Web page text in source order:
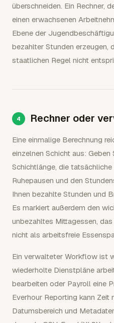
überschneiden. Ein Rechner,
einen erwachsenen
Ebene der
bezahlter Stunden erzeugen,
staatlichen Regel nicht
Rechner oder
Eine einmalige Berechnung
einzelnen Schicht aus: Geben
Schichtlänge, die
Ruhepausen und den
Ihnen bezahlte Stunden und
Es markiert außerdem den
unbezahltes Mittagessen,
nicht als arbeitsfreie
Ein verwalteter Workflow ist
wiederholte Dienstpläne
bearbeiten oder Payroll eine
Everhour Reporting kann Zeit
Datumsbereich und